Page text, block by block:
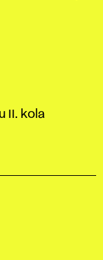
II. kola